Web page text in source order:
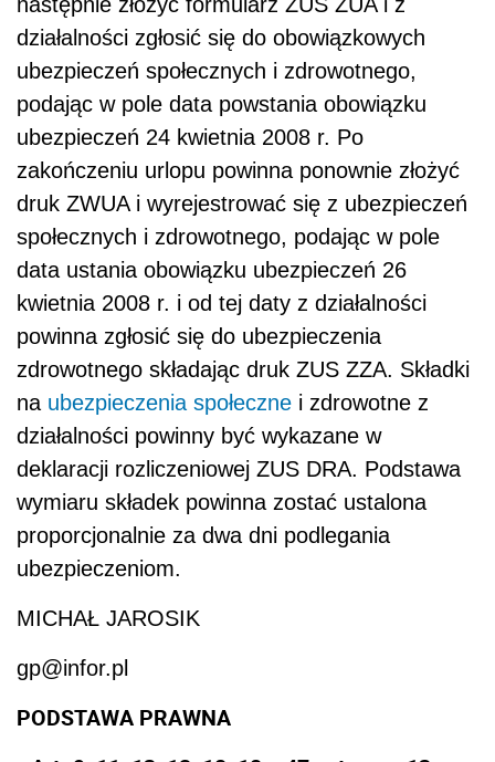
działalności zgłosić się do obowiązkowych
ubezpieczeń społecznych i zdrowotnego,
podając w pole data powstania obowiązku
ubezpieczeń 24 kwietnia 2008 r. Po
zakończeniu urlopu powinna ponownie złożyć
druk ZWUA i wyrejestrować się z ubezpieczeń
społecznych i zdrowotnego, podając w pole
data ustania obowiązku ubezpieczeń 26
kwietnia 2008 r. i od tej daty z działalności
powinna zgłosić się do ubezpieczenia
zdrowotnego składając druk ZUS ZZA. Składki
na ubezpieczenia społeczne i zdrowotne z
działalności powinny być wykazane w
deklaracji rozliczeniowej ZUS DRA. Podstawa
wymiaru składek powinna zostać ustalona
proporcjonalnie za dwa dni podlegania
ubezpieczeniom.
MICHAŁ JAROSIK
gp@infor.pl
PODSTAWA PRAWNA